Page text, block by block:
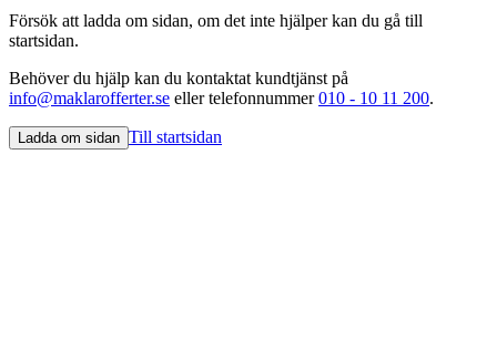
Försök att ladda om sidan, om det inte hjälper kan du gå till
startsidan.
Behöver du hjälp kan du kontaktat kundtjänst på
info@maklarofferter.se eller telefonnummer010 - 10 11 200.
Ladda om sidan Till startsidan